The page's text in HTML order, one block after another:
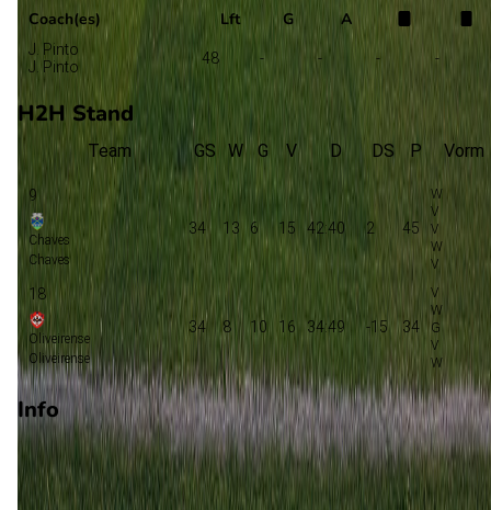
Coach(es) Lft G A
J. Pinto
J. Pinto
48 - - - -
H2H Stand
Team GS W G V D DS P Vorm
9
Chaves
Chaves
34 13 6 15 42:40 2 45
18
Oliveirense
Oliveirense
34 8 10 16 34:49 -15 34
Info
Op 27 april 2026 gaat Chaves de strijd aan met Oliveirense. De
wedstrijd wordt afgetrapt om 17:00 en wordt gespeeld in de
Segunda Liga.